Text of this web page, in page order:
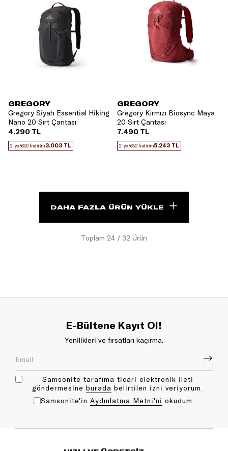
GREGORY
Gregory Siyah Essential Hiking
Nano 20 Sırt Çantası
4.290 TL
2.'ye %30 İndirim3.003 TL
GREGORY
Gregory Kırmızı Biosync Maya
20 Sırt Çantası
7.490 TL
2.'ye %30 İndirim5.243 TL
Toplam 24 / 32 Ürün
DAHA FAZLA ÜRÜN YÜKLE
E-Bültene Kayıt Ol!
Yenilikleri ve fırsatları kaçırma.
Samsonite tarafıma ticari elektronik ileti
göndermesine bu rada belirtilen izni veriyorum.
Samsonite'in Aydınlatma Metni'ni okudum.